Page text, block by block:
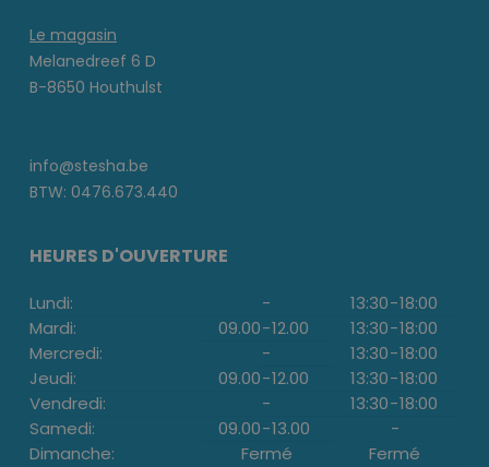
Le magasin
Melanedreef 6 D
B-8650 Houthulst
info@stesha.be
BTW: 0476.673.440
HEURES D'OUVERTURE
Lundi: - 13:30-18:00
Mardi:
09.00-12.00 13:30-18:00
Mercredi:
- 13:30-18:00
Jeudi:
09.00-12.00 13:30-18:00
Vendredi:
- 13:30-18:00
Samedi:
09.00-13.00
-
Dimanche:
Fermé Fermé